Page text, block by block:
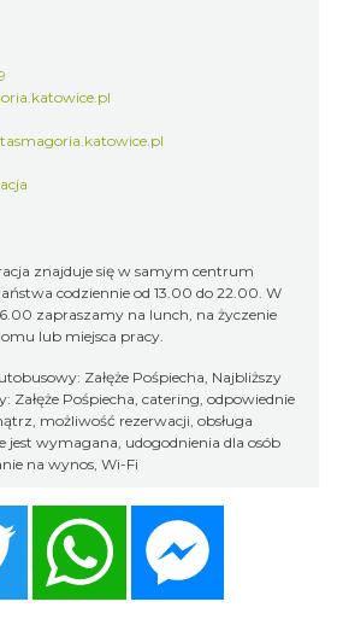
znajduje się w samym centrum
codziennie od 13.00 do 22.00. W
zapraszamy na lunch, na życzenie
lub miejsca pracy.
Załęże Pośpiecha, Najbliższy
Pośpiecha, catering, odpowiednie
możliwość rezerwacji, obsługa
jest wymagana, udogodnienia dla osób
na wynos, Wi-Fi
Twitter WhatsApp